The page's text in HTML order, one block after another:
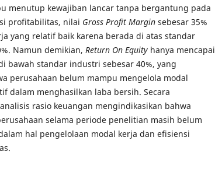
menutup kewajiban lancar tanpa bergantung pada
profitabilitas, nilai Gross Profit Margin sebesar 35%
yang relatif baik karena berada di atas standar
Namun demikian, Return On Equity hanya mencapai
bawah standar industri sebesar 40%, yang
perusahaan belum mampu mengelola modal
dalam menghasilkan laba bersih. Secara
rasio keuangan mengindikasikan bahwa
selama periode penelitian masih belum
hal pengelolaan modal kerja dan efisiensi